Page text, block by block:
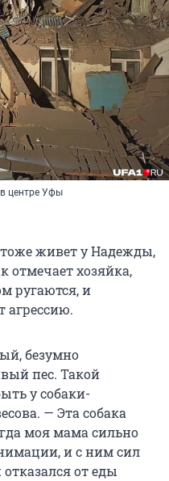
центре Уфы
тоже живет у Надежды,
отмечает хозяйка,
ругаются, и
агрессию.
безумно
пес. Такой
у собаки-
— Эта собака
моя мама сильно
и с ним сил
от еды